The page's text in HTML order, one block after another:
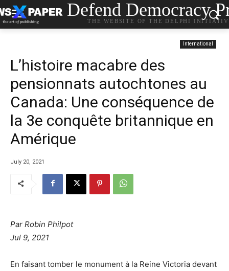
Defend Democracy
THE WEBSITE OF THE DELPHI
International
L’histoire macabre des
pensionnats autochtones au
Canada: Une conséquence de
la 3e conquête britannique en
Amérique
July 20, 2021
Par Robin Philpot
Jul 9, 2021
En faisant tomber le monument à la Reine Victoria devant